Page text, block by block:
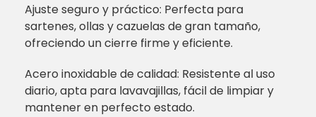
Ajuste seguro y práctico: Perfecta para
sartenes, ollas y cazuelas de gran tamaño,
ofreciendo un cierre firme y eficiente.
Acero inoxidable de calidad: Resistente al uso
diario, apta para lavavajillas, fácil de limpiar y
mantener en perfecto estado.